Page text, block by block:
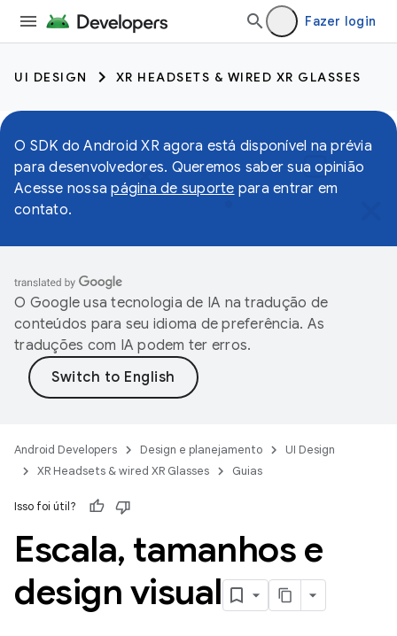
Fazer login
UI DESIGN XR HEADSETS & WIRED XR GLASSES
O SDK do Android XR agora está disponível na prévia
para desenvolvedores. Queremos saber sua opinião
Acesse nossapágina de suporte para entrar em
contato.
O Google usa tecnologia de IA na tradução de
conteúdos para seu idioma de preferência. As
traduções com IA podem ter erros.
Android Developers Design e planejamento
UI Design
XR Headsets & wired XR Glasses
Guias
Isso foi útil?
Escala, tamanhos e
design visual